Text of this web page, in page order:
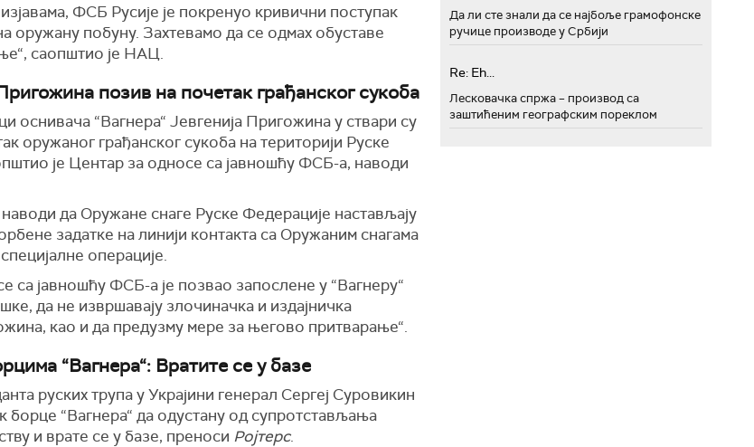
ФСБ Русије је покренуо кривични поступак
оружану побуну. Захтевамо да се одмах обуставе
саопштио је НАЦ.
позив на почетак грађанског сукоба
оснивача “Вагнера“ Јевгенија Пригожина у ствари су
оружаног грађанског сукоба на територији Руске
је Центар за односе са јавношћу ФСБ-а, наводи
да Оружане снаге Руске Федерације настављају
задатке на линији контакта са Оружаним снагама
операције.
са јавношћу ФСБ-а је позвао запослене у “Вагнеру“
да не извршавају злочиначка и издајничка
као и да предузму мере за његово притварање“.
“Вагнера“: Вратите се у базе
руских трупа у Украјини генерал Сергеј Суровикин
борце “Вагнера“ да одустану од супротстављања
и врате се у базе, преноси Ројтерс.
Да ли сте знали да се најбоље грамофонске
ручице производе у Србији
Re: Eh...
Лесковачка спржа – производ са
заштићеним географским пореклом